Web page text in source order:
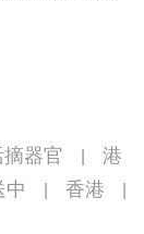
摘器官
港
中 香港